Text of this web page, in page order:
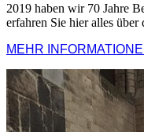
2019 haben wir 70 Jahre
erfahren Sie hier alles
MEHR